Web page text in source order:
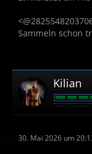
Sammeln schon
Kilian
30. Mai 2026 um